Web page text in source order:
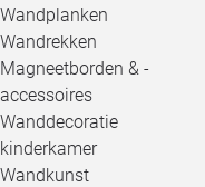
Wandplanken
Wandrekken
Magneetborden & -
accessoires
Wanddecoratie
kinderkamer
Wandkunst